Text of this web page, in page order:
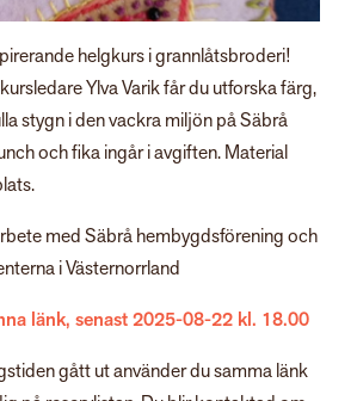
helgkurs i grannlåtsbroderi!
Ylva Varik får du utforska färg,
stygn i den vackra miljön på Säbrå
och fika ingår i avgiften. Material
med Säbrå hembygdsförening och
i Västernorrland
länk, senast 2025-08-22 kl. 18.00
gått ut använder du samma länk